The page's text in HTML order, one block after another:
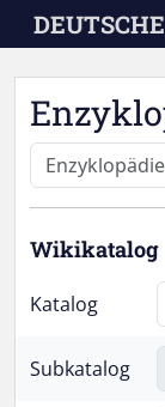
Skip to main
Wikikatalog
Katalog
Subkatalog